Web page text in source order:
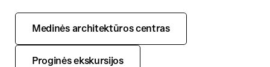
Medinės architektūros centras
Proginės ekskursijos